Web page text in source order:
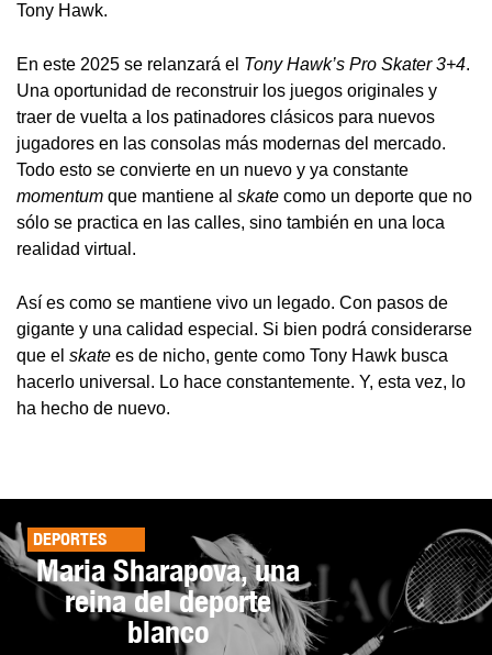
Tony Hawk.
En este 2025 se relanzará el Tony Hawk’s Pro Skater 3+4.
Una oportunidad de reconstruir los juegos originales y
traer de vuelta a los patinadores clásicos para nuevos
jugadores en las consolas más modernas del mercado.
Todo esto se convierte en un nuevo y ya constante
momentum que mantiene al skate como un deporte que no
sólo se practica en las calles, sino también en una loca
realidad virtual.
Así es como se mantiene vivo un legado. Con pasos de
gigante y una calidad especial. Si bien podrá considerarse
que el skate es de nicho, gente como Tony Hawk busca
hacerlo universal. Lo hace constantemente. Y, esta vez, lo
ha hecho de nuevo.
DEPORTES
Maria Sharapova, una
reina del deporte
blanco